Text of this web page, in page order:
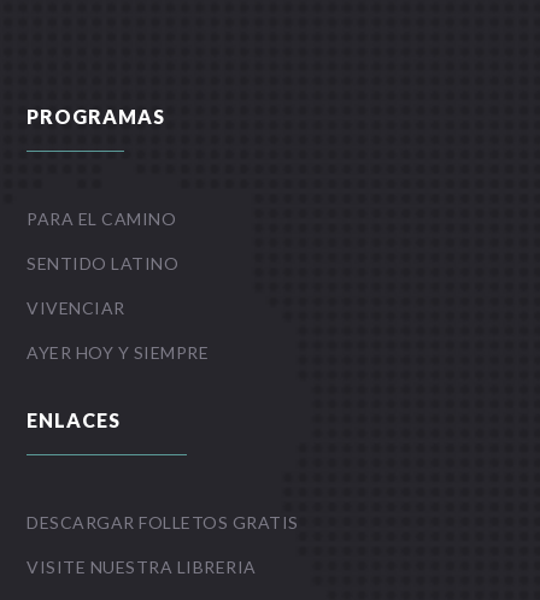
PROGRAMAS
PARA EL CAMINO
SENTIDO LATINO
VIVENCIAR
AYER HOY Y SIEMPRE
ENLACES
DESCARGAR FOLLETOS GRATIS
VISITE NUESTRA LIBRERIA